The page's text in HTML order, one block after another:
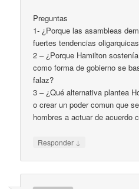
Preguntas
1- ¿Porque las asambleas
fuertes tendencias
2 – ¿Porque Hamilton
como forma de gobierno se
falaz?
3 – ¿Qué alternativa plantea
o crear un poder comun que
hombres a actuar de acuerdo
Responder ↓